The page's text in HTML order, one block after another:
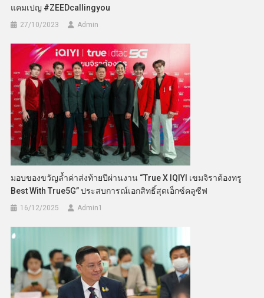
แคมเปญ #ZEEDcallingyou
27/10/2023 Admin
มอบของขวัญล้ำค่าส่งท้ายปีผ่านงาน “True X IQIYI เขมจิราต้องทรู
Best With True5G” ประสบการณ์เอกสิทธิ์สุดเอ็กซ์คลูซีฟ
16/12/2025 Admin​1